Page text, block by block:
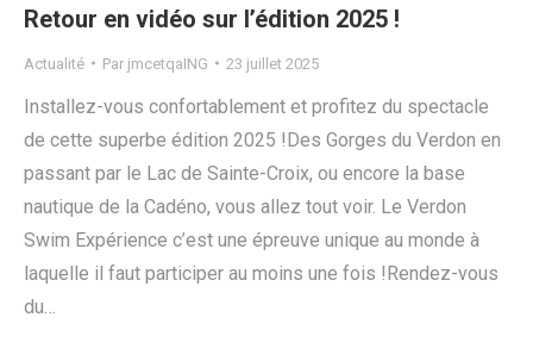
Retour en vidéo sur l’édition 2025 !
Actualité Par jmcetqaING 23 juillet 2025
Installez-vous confortablement et profitez du spectacle
de cette superbe édition 2025 !Des Gorges du Verdon en
passant par le Lac de Sainte-Croix, ou encore la base
nautique de la Cadéno, vous allez tout voir. Le Verdon
Swim Expérience c’est une épreuve unique au monde à
laquelle il faut participer au moins une fois !Rendez-vous
du…